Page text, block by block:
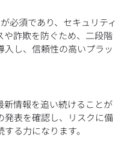
必須であり、セキュリティ
詐欺を防ぐため、二段階
し、信頼性の高いプラッ
情報を追い続けることが
発表を確認し、リスクに備
る力になります。